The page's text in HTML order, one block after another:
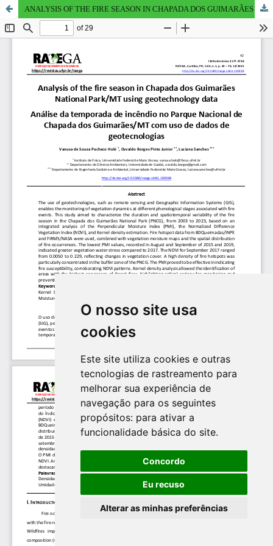
O nosso site usa
cookies
Este site utiliza cookies e outras
tecnologias de rastreamento para
melhorar sua experiência de
navegação para os seguintes
propósitos: para ativar a
funcionalidade básica do site.
Concordo
Eu recuso
Alterar as minhas preferências
ANALYSIS OF THE FIRE SEASON IN CHAPADA DOS GUIMARÃES NATIONAL PARK/MT USING GEOTECHNOLOGY DATA